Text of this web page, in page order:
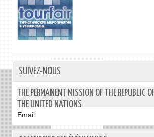
SUIVEZ-NOUS
THE PERMANENT MISSION OF THE REPUBLIC
THE UNITED NATIONS
Email: